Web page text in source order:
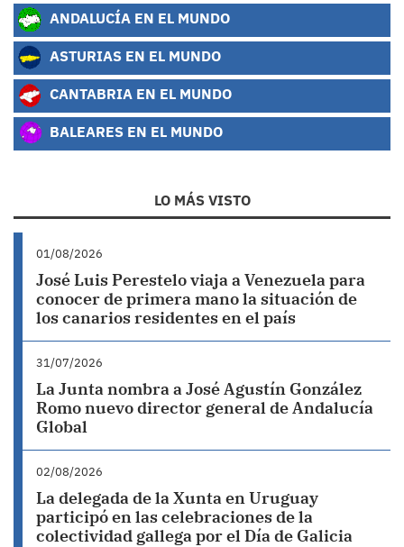
ANDALUCÍA EN EL MUNDO
ASTURIAS EN EL MUNDO
CANTABRIA EN EL MUNDO
BALEARES EN EL MUNDO
LO MÁS VISTO
01/08/2026
José Luis Perestelo viaja a Venezuela para
conocer de primera mano la situación de
los canarios residentes en el país
31/07/2026
La Junta nombra a José Agustín González
Romo nuevo director general de Andalucía
Global
02/08/2026
La delegada de la Xunta en Uruguay
participó en las celebraciones de la
colectividad gallega por el Día de Galicia